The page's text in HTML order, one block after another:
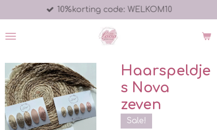
direct
naar
10%korting code: WELKOM10
Haarspeldje
s Nova
zeven
Sale!